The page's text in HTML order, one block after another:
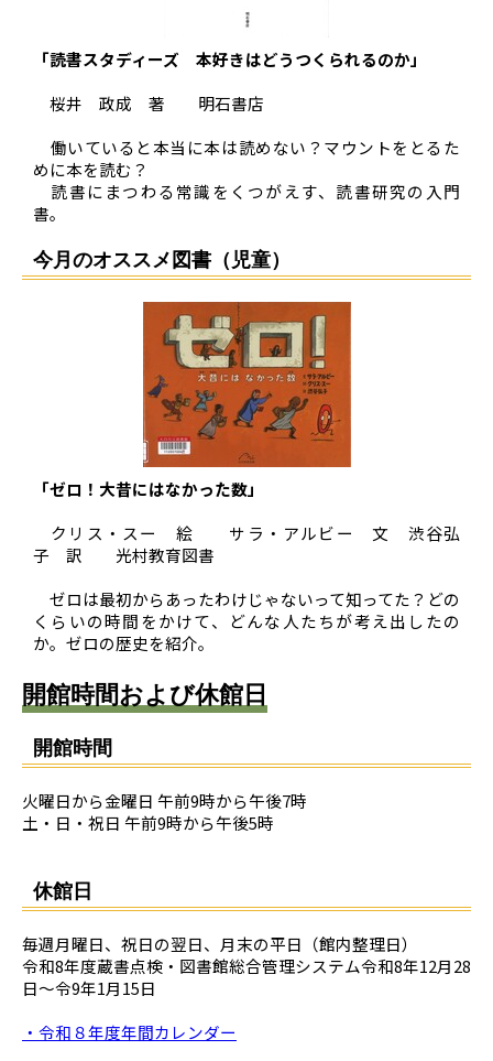
「読書スタディーズ 本好きはどうつくられるのか」
桜井 政成 著 明石書店
働いていると本当に本は読めない？マウントをとるた
めに本を読む？
読書にまつわる常識をくつがえす、読書研究の入門
書。
今月のオススメ図書（児童）
「ゼロ！大昔にはなかった数」
クリス・スー 絵 サラ・アルビー 文 渋谷弘
子 訳 光村教育図書
ゼロは最初からあったわけじゃないって知ってた？どの
くらいの時間をかけて、どんな人たちが考え出したの
か。ゼロの歴史を紹介。
開館時間および休館日
開館時間
火曜日から金曜日 午前9時から午後7時
土・日・祝日 午前9時から午後5時
休館日
毎週月曜日、祝日の翌日、月末の平日（館内整理日）
令和8年度蔵書点検・図書館総合管理システム令和8年12月28
日～令9年1月15日
・令和８年度年間カレンダー